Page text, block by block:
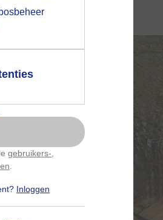
gebruikers-
Inloggen
op hebt
pop-up uit
later
dag deze pop-up
passen